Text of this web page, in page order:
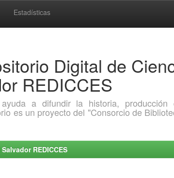
Estadísticas
Digital de
REDICCES
a difundir la historia, producción
es un proyecto del "Consorcio de
REDICCES